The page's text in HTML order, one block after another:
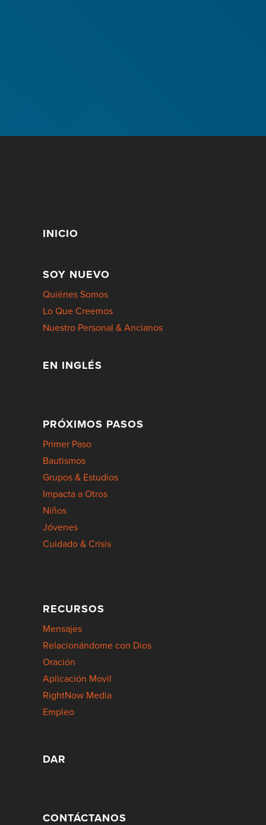
INICIO
SOY NUEVO
Quiénes Somos
Lo Que Creemos
Nuestro Personal & Ancianos
EN INGLÉS
PRÓXIMOS PASOS
Primer Paso
Bautismos
Grupos & Estudios
Impacta a Otros
Niños
Jóvenes
Cuidado & Crisis
RECURSOS
Mensajes
Relacionándome con Dios
Oración
Aplicación Movil
RightNow Media
Empleo
DAR
CONTÁCTANOS